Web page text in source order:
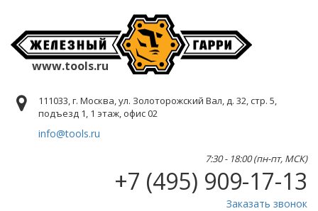
www.tools.ru
111033, г. Москва, ул. Золоторожский Вал, д. 32, стр. 5,
подъезд 1, 1 этаж, офис 02
info@tools.ru
7:30 - 18:00 (пн-пт, МСК)
+7 (495) 909-17-13
Заказать звонок